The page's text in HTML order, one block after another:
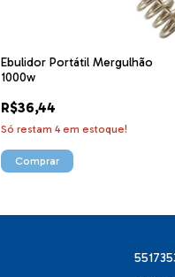
Ebulidor Portátil Mergulhão
1000w
R$36,44
Só restam4em estoque!
Comprar